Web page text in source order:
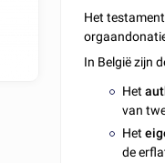
Het
In België zijn
Het
van
Het
de